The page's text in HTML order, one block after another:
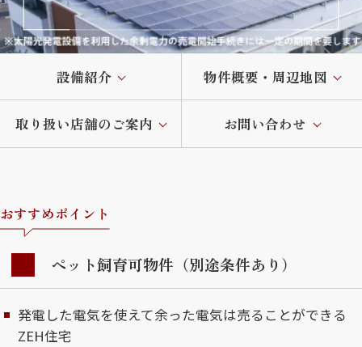
設備紹介 物件概要・周辺地図
取り扱い店舗のご案内 お問い合わせ
おすすめポイント
ペット飼育可物件（別途条件あり）
発電した電気を使えて余った電気は売ることができる
ZEH住宅